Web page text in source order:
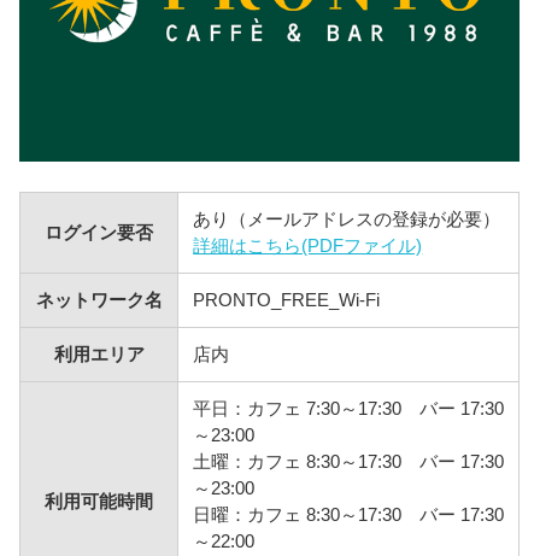
ログイン要否
あり（メールアドレスの登録が必要）
詳細はこちら(PDFファイル)
ネットワーク名 PRONTO_FREE_Wi-Fi
利用エリア 店内
利用可能時間
平日：カフェ 7:30～17:30 バー 17:30
～23:00
土曜：カフェ 8:30～17:30 バー 17:30
～23:00
日曜：カフェ 8:30～17:30 バー 17:30
～22:00